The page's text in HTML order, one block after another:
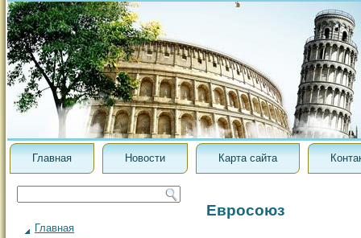
Главная Новости Карта сайта
Главная
Евросоюз